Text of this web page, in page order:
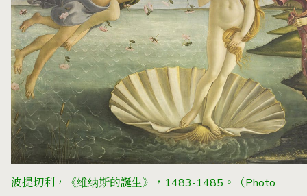
波提切利，《维纳斯的誕生》，1483-1485。
（Photo